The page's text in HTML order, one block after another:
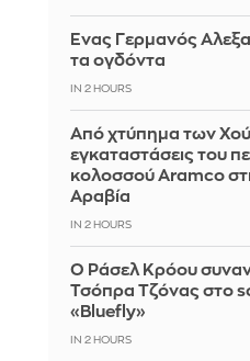
Ένας Γερμανός
τα ογδόντα
IN 2 HOURS
Από χτύπημα των
εγκαταστάσεις του
κολοσσού Aramco
Αραβία
IN 2 HOURS
Ο Ράσελ Κρόου
Τσόπρα Τζόνας στο
«Bluefly»
IN 2 HOURS